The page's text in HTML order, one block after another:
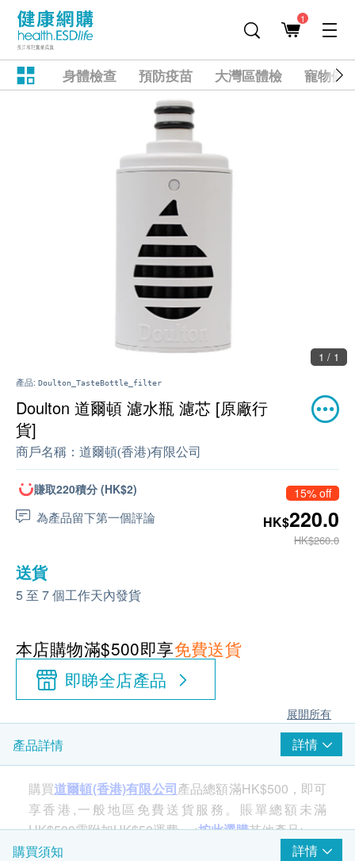
1
身體檢查 預防疫苗 大灣區體檢 寵物健
1 / 1
產品: Doulton_TasteBottle_filter
Doulton 道爾頓 濾水瓶 濾芯 [原廠行
貨]
商戶名稱： 道爾頓(香港)有限公司
賺取220積分 (HK$2)
為產品留下第一個評論
15% off
HK$220.0
HK$260.0
送貨
5 至 7 個工作天內發貨
本店購物滿$500即享免費送貨
即睇全店產品
展開所有
產品詳情 詳情
購買道爾頓(香港)有限公司產品總額滿HK$500，即可
享香港,一般地區免費送貨服務。賬單總額未滿
HK$500需附加HK$50運費。<按此選購其他產品>
購買須知
詳情